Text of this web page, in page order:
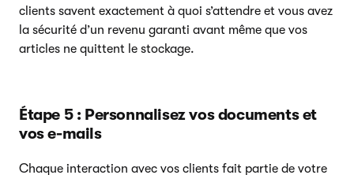
clients savent exactement à quoi s’attendre et vous avez
la sécurité d’un revenu garanti avant même que vos
articles ne quittent le stockage.
Étape 5 : Personnalisez vos documents et
vos e-mails
Chaque interaction avec vos clients fait partie de votre